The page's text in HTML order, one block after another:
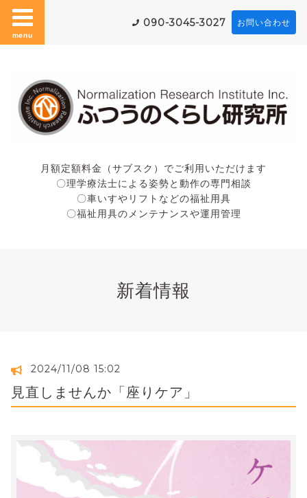
menu
090-3045-3027 お問い合わせ
月額定額料金（サブスク）でご利用いただけます
〇理学療法士による姿勢と動作の専門相談
〇車いすやリフトなどの福祉用具
〇福祉用具のメンテナンスや運用管理
新着情報
2024/11/08 15:02
見直しませんか「座りケア」